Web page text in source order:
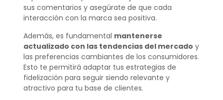
sus comentarios y asegúrate de que cada
interacción con la marca sea positiva.
Además, es fundamental mantenerse
actualizado con las tendencias del mercado y
las preferencias cambiantes de los consumidores.
Esto te permitirá adaptar tus estrategias de
fidelización para seguir siendo relevante y
atractivo para tu base de clientes.